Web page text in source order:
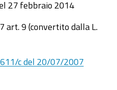
27 febbraio 2014
art. 9 (convertito dalla L.
c del 20/07/2007